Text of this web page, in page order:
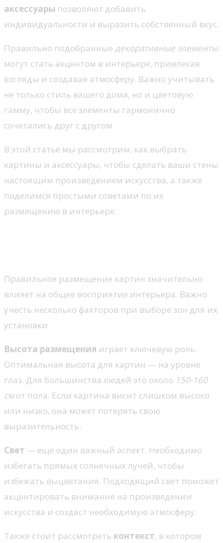
аксессуары позволяют добавить
индивидуальности и выразить собственный вкус.
Правильно подобранные декоративные элементы
могут стать акцентом в интерьере, привлекая
взгляды и создавая атмосферу. Важно учитывать
не только стиль вашего дома, но и цветовую
гамму, чтобы все элементы гармонично
сочетались друг с другом.
В этой статье мы рассмотрим, как выбрать
картины и аксессуары, чтобы сделать ваши стены
настоящим произведением искусства, а также
поделимся простыми советами по их
размещению в интерьере.
Правильное размещение картин значительно
влияет на общее восприятие интерьера. Важно
учесть несколько факторов при выборе зон для их
установки.
Высота размещения играет ключевую роль.
Оптимальная высота для картин — на уровне
глаз. Для большинства людей это около 150-160
смот пола. Если картина висит слишком высоко
или низко, она может потерять свою
выразительность.
Свет — ещё один важный аспект. Необходимо
избегать прямых солнечных лучей, чтобы
избежать выцветания. Подходящий свет поможет
акцентировать внимание на произведении
искусства и создаст необходимую атмосферу.
Также стоит рассмотреть контекст, в котором